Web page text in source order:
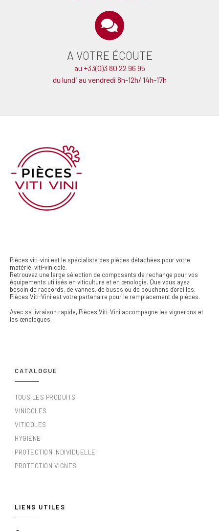
A VOTRE ÉCOUTE
au +33(0)3 80 22 96 95
du lundi au vendredi 8h-12h/ 14h-17h
Pièces viti-vini est le spécialiste des pièces détachées pour votre
matériel viti-vinicole.
Retrouvez une large sélection de composants de rechange pour vos
équipements utilisés en viticulture et en œnologie. Que vous ayez
besoin de raccords, de vannes, de buses ou de bouchons d'oreilles,
Pièces Viti-Vini est votre partenaire pour le remplacement de pièces.
Avec sa livraison rapide, Pièces Viti-Vini accompagne les vignerons et
les œnologues.
CATALOGUE
TOUS LES PRODUITS
VINICOLES
VITICOLES
HYGIÈNE
PROTECTION INDIVIDUELLE
PROTECTION VIGNES
LIENS UTILES